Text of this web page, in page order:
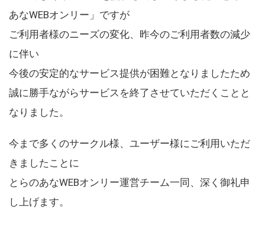
あなWEBオンリー」ですが
ご利用者様のニーズの変化、昨今のご利用者数の減少
に伴い
今後の安定的なサービス提供が困難となりましたため
誠に勝手ながらサービスを終了させていただくことと
なりました。
今まで多くのサークル様、ユーザー様にご利用いただ
きましたことに
とらのあなWEBオンリー運営チーム一同、深く御礼申
し上げます。